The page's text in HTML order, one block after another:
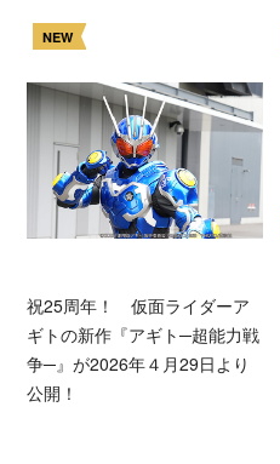
NEW
祝25周年！ 仮面ライダーア
ギトの新作『アギト─超能力戦
争─』が2026年４月29日より
公開！